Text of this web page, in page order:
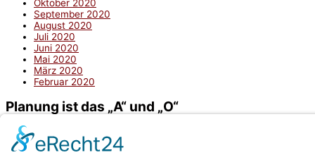
Oktober 2020
September 2020
August 2020
Juli 2020
Juni 2020
Mai 2020
März 2020
Februar 2020
Planung ist das „A“ und „O“